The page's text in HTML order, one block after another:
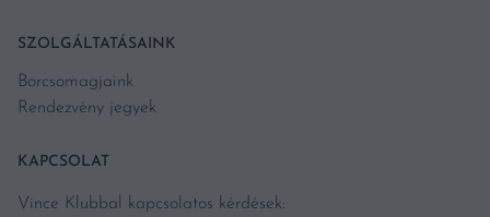
SZOLGÁLTATÁSAINK
Borcsomagjaink
Rendezvény jegyek
KAPCSOLAT
Vince Klubbal kapcsolatos kérdések: